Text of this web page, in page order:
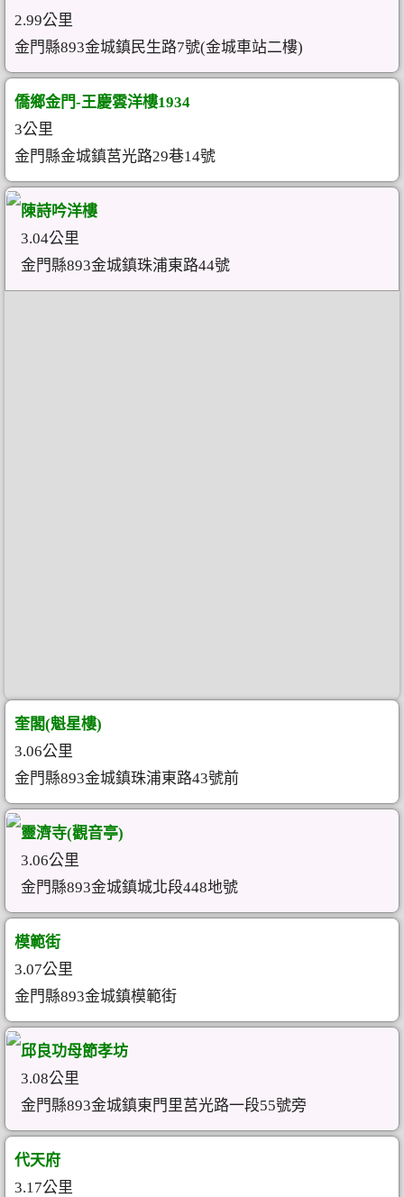
2.99公里
金門縣893金城鎮民生路7號(金城車站二樓)
僑鄉金門-王慶雲洋樓1934
3公里
金門縣金城鎮莒光路29巷14號
陳詩吟洋樓
3.04公里
金門縣893金城鎮珠浦東路44號
奎閣(魁星樓)
3.06公里
金門縣893金城鎮珠浦東路43號前
靈濟寺(觀音亭)
3.06公里
金門縣893金城鎮城北段448地號
模範街
3.07公里
金門縣893金城鎮模範街
邱良功母節孝坊
3.08公里
金門縣893金城鎮東門里莒光路一段55號旁
代天府
3.17公里